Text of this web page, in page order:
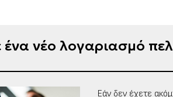
ένα νέο λογαριασμό
Εάν δεν έχετε